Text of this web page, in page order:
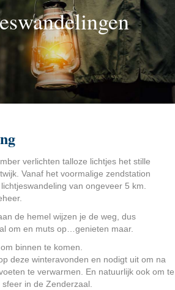
verlichten talloze lichtjes het stille
Vanaf het voormalige zendstation
van ongeveer 5 km.
de hemel wijzen je de weg, dus
om en muts op…genieten maar.
binnen te komen.
deze winteravonden en nodigt uit om na
te verwarmen. En natuurlijk ook om te
in de Zenderzaal.